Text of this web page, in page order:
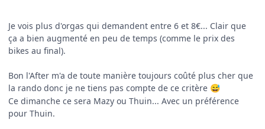
Je vois plus d'orgas qui demandent entre 6 et 8€... Clair que
ça a bien augmenté en peu de temps (comme le prix des
bikes au final).
Bon l'After m'a de toute manière toujours coûté plus cher que
la rando donc je ne tiens pas compte de ce critère 😅
Ce dimanche ce sera Mazy ou Thuin... Avec un préférence
pour Thuin.